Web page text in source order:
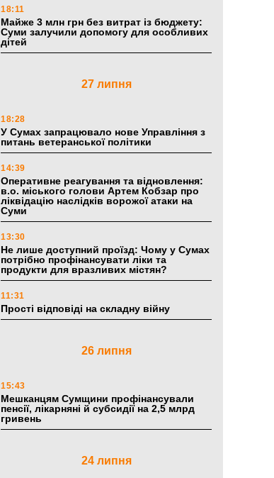
18:11
Майже 3 млн грн без витрат із бюджету:
Суми залучили допомогу для особливих
дітей
27 липня
18:28
У Сумах запрацювало нове Управління з
питань ветеранської політики
14:39
Оперативне реагування та відновлення:
в.о. міського голови Артем Кобзар про
ліквідацію наслідків ворожої атаки на
Суми
13:30
Не лише доступний проїзд: Чому у Сумах
потрібно профінансувати ліки та
продукти для вразливих містян?
11:31
Прості відповіді на складну війну
26 липня
15:43
Мешканцям Сумщини профінансували
пенсії, лікарняні й субсидії на 2,5 млрд
гривень
24 липня